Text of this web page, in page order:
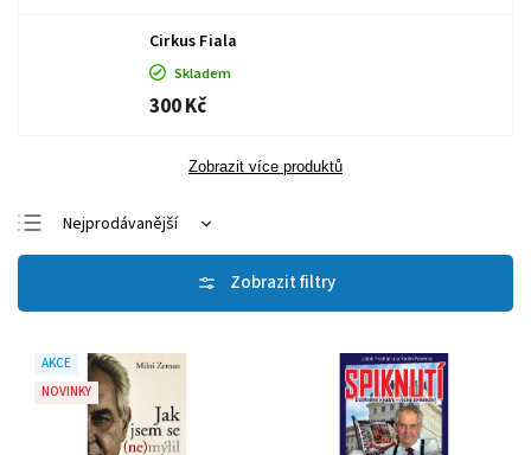
Cirkus Fiala
Skladem
300 Kč
Zobrazit více produktů
Nejprodávanější
Nejlevnější
AKCE
NOVINKY